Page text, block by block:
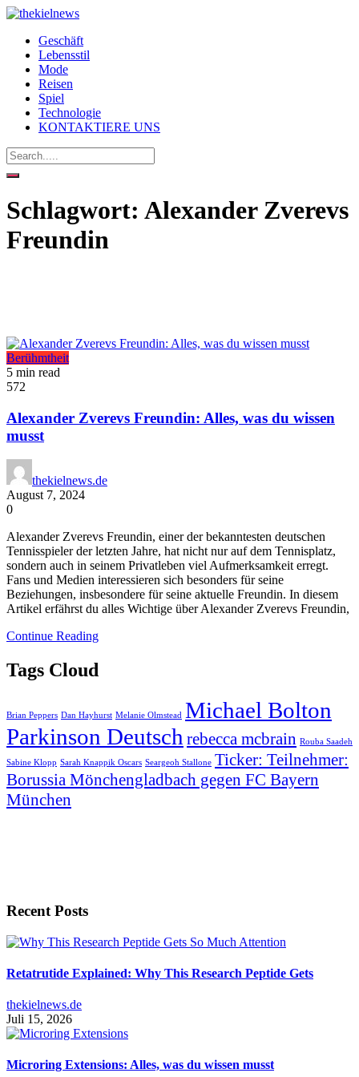
Geschäft
Lebensstil
Mode
Reisen
Spiel
Technologie
KONTAKTIERE UNS
Schlagwort: Alexander Zverevs
Freundin
Berühmtheit
5 min read
572
Alexander Zverevs Freundin: Alles, was du wissen
musst
thekielnews.de
August 7, 2024
0
Alexander Zverevs Freundin, einer der bekanntesten deutschen
Tennisspieler der letzten Jahre, hat nicht nur auf dem Tennisplatz,
sondern auch in seinem Privatleben viel Aufmerksamkeit erregt.
Fans und Medien interessieren sich besonders für seine
Beziehungen, insbesondere für seine aktuelle Freundin. In diesem
Artikel erfährst du alles Wichtige über Alexander Zverevs Freundin,
Continue Reading
Tags Cloud
Brian Peppers Dan Hayhurst Melanie Olmstead Michael Bolton
Parkinson Deutsch rebecca mcbrain Rouba Saadeh
Sabine Klopp Sarah Knappik Oscars Seargeoh Stallone Ticker: Teilnehmer:
Borussia Mönchengladbach gegen FC Bayern
München
Recent Posts
Retatrutide Explained: Why This Research Peptide Gets
thekielnews.de
Juli 15, 2026
Microring Extensions: Alles, was du wissen musst